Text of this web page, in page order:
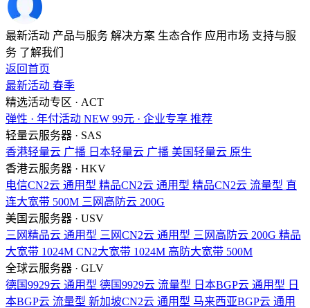
最新活动 产品与服务 解决方案 生态合作 应用市场 支持与服
务 了解我们
返回首页
最新活动 春季
精选活动专区 · ACT
弹性 · 年付活动 NEW 99元 · 企业专享 推荐
轻量云服务器 · SAS
香港轻量云 广播 日本轻量云 广播 美国轻量云 原生
香港云服务器 · HKV
电信CN2云 通用型 精品CN2云 通用型 精品CN2云 流量型 直
连大宽带 500M 三网高防云 200G
美国云服务器 · USV
三网精品云 通用型 三网CN2云 通用型 三网高防云 200G 精品
大宽带 1024M CN2大宽带 1024M 高防大宽带 500M
全球云服务器 · GLV
德国9929云 通用型 德国9929云 流量型 日本BGP云 通用型 日
本BGP云 流量型 新加坡CN2云 通用型 马来西亚BGP云 通用